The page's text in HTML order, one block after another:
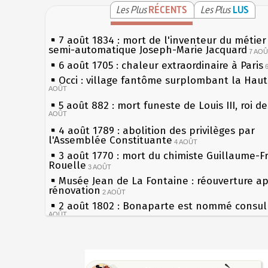
Les PlusRÉCENTS Les Plus LUS
7 août 1834 : mort de l'inventeur du
semi-automatique Joseph-Marie Jacquard 7
6 août 1705 : chaleur extraordinaire à Paris
Occi : village fantôme surplombant la
AOÛT
5 août 882 : mort funeste de Louis III, roi
AOÛT
4 août 1789 : abolition des privilèges par
l'Assemblée Constituante 4 AOÛT
3 août 1770 : mort du chimiste Guillaume-
Rouelle 3 AOÛT
Musée Jean de La Fontaine : réouverture
rénovation 2 AOÛT
2 août 1802 : Bonaparte est nommé
AOÛT
les siècles